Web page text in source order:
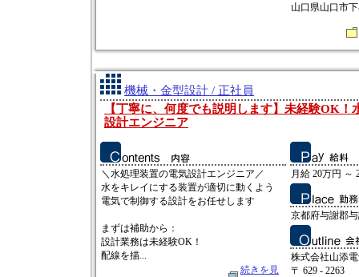
山口県山口市
機械・金型設計 / 正社員
【丁寧に、何度でも説明します】未経験OK！
設計エンジニア
＼水処理装置の電気設計エンジニア／
水をキレイにする装置が適切に動くよう
電気で制御する設計をお任せします
まずは補助から：
設計業務は未経験OK！
配線を描...
続きを見
月給 20万円 ～
京都府与謝郡
株式会社山添
〒 629 - 2263